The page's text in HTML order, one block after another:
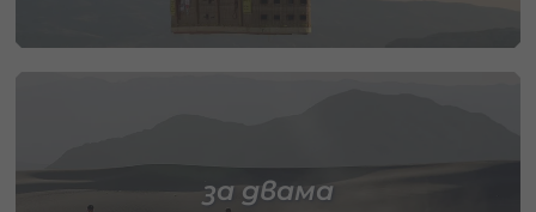
за двама